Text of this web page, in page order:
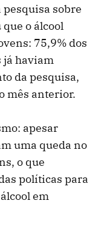
sobre
o álcool
75,9% dos
já haviam
da pesquisa,
mês anterior.
apesar
uma queda no
o que
políticas para
em